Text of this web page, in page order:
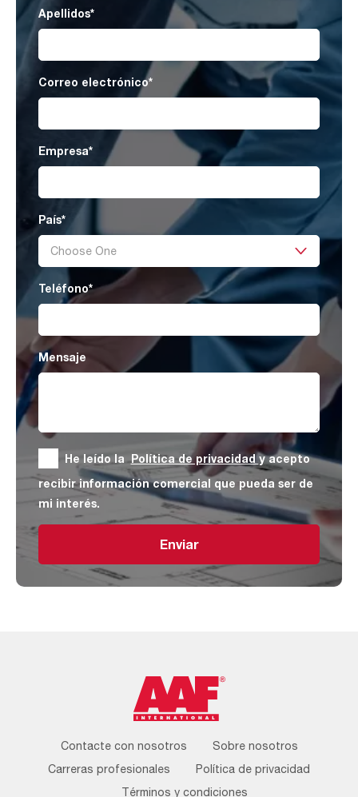
Apellidos*
Correo electrónico*
Empresa*
País*
Teléfono*
Mensaje
He leído laPolítica de privacidady acepto
recibir información comercial que pueda ser de
mi interés.
Enviar
Footer
Menu
Contacte con nosotros
Sobre nosotros
Carreras profesionales
Política de privacidad
Términos y condiciones